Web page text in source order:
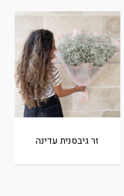
זר גיבסנית עדינה